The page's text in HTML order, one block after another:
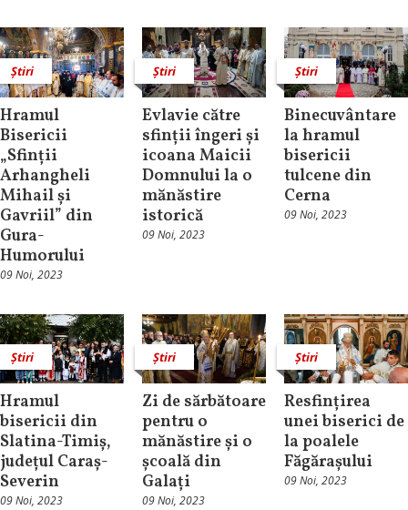
Știri
Hramul
Bisericii
„Sfinții
Arhangheli
Mihail și
Gavriil” din
Gura-
Humorului
09 Noi, 2023
Știri
Evlavie către
sfinții îngeri și
icoana Maicii
Domnului la o
mănăstire
istorică
09 Noi, 2023
Știri
Binecuvântare
la hramul
bisericii
tulcene din
Cerna
09 Noi, 2023
Știri
Hramul
bisericii din
Slatina-Timiș,
județul Caraș-
Severin
09 Noi, 2023
Știri
Zi de sărbătoare
pentru o
mănăstire și o
școală din
Galați
09 Noi, 2023
Știri
Resfințirea
unei biserici de
la poalele
Făgărașului
09 Noi, 2023